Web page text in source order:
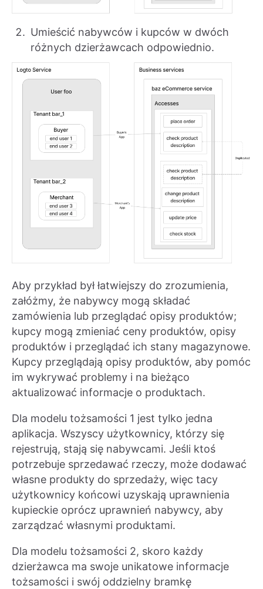
Umieścić nabywców i kupców w dwóch
różnych dzierżawcach odpowiednio.
Aby przykład był łatwiejszy do zrozumienia,
załóżmy, że nabywcy mogą składać
zamówienia lub przeglądać opisy produktów;
kupcy mogą zmieniać ceny produktów, opisy
produktów i przeglądać ich stany magazynowe.
Kupcy przeglądają opisy produktów, aby pomóc
im wykrywać problemy i na bieżąco
aktualizować informacje o produktach.
Dla modelu tożsamości 1 jest tylko jedna
aplikacja. Wszyscy użytkownicy, którzy się
rejestrują, stają się nabywcami. Jeśli ktoś
potrzebuje sprzedawać rzeczy, może dodawać
własne produkty do sprzedaży, więc tacy
użytkownicy końcowi uzyskają uprawnienia
kupieckie oprócz uprawnień nabywcy, aby
zarządzać własnymi produktami.
Dla modelu tożsamości 2, skoro każdy
dzierżawca ma swoje unikatowe informacje
tożsamości i swój oddzielny bramkę